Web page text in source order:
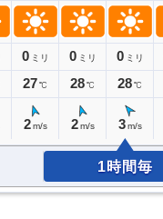
0 ミリ
27℃
2 m/s
0 ミリ
28℃
2 m/s
0 ミリ
28℃
3 m/s
1時間毎